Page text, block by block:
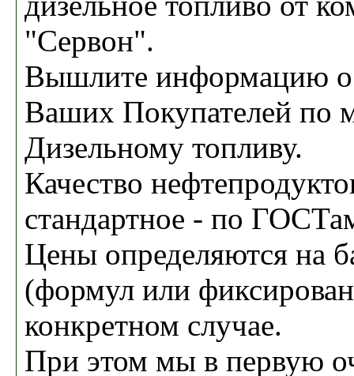
"Сервон".
Вышлите информацию о
Ваших Покупателей по
Дизельному топливу.
Качество
стандартное - по
Цены определяются на
(формул или
конкретном случае.
При этом мы в первую